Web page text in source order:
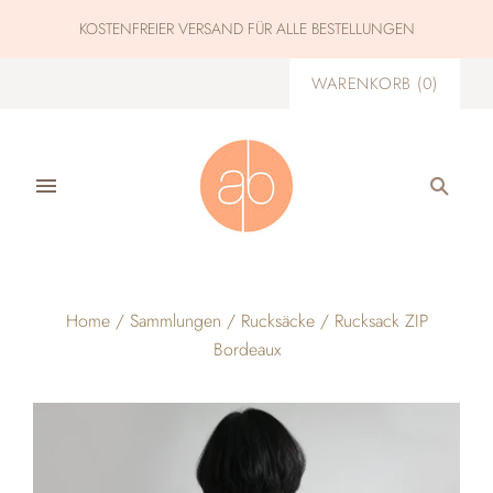
KOSTENFREIER VERSAND FÜR ALLE BESTELLUNGEN
WARENKORB (0)
Home / Sammlungen / Rucksäcke / Rucksack ZIP
Bordeaux